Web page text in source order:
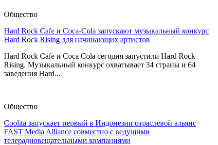
Общество
Hard Rock Cafe и Coca-Cola запускают музыкальный конкурс
Hard Rock Rising для начинающих артистов
Hard Rock Cafe и Coca Cola сегодня запустили Hard Rock
Rising. Музыкальный конкурс охватывает 34 страны и 64
заведения Hard...
Общество
Coolita запускает первый в Индонезии отраслевой альянс
FAST Media Alliance совместно с ведущими
телерадиовещательными компаниями